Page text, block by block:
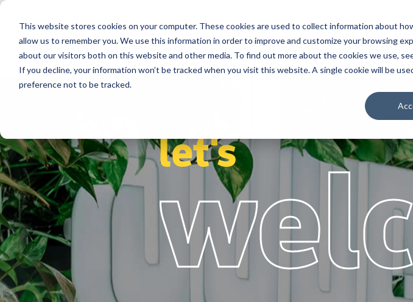
This website stores cookies on your computer. These cookies are used to collect information about
allow us to remember you. We use this information in order to improve and customize your browsing
about our visitors both on this website and other media. To find out more about the cookies we use,
If you decline, your information won’t be tracked when you visit this website. A single cookie will be
preference not to be tracked.
Segmentos Soluciones Referencias Servicio Socios
let's